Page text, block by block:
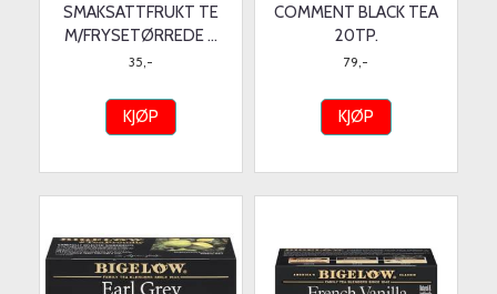
SMAKSATTFRUKT TE
M/FRYSETØRREDE ...
35,-
KJØP
COMMENT BLACK TEA
20TP.
79,-
KJØP